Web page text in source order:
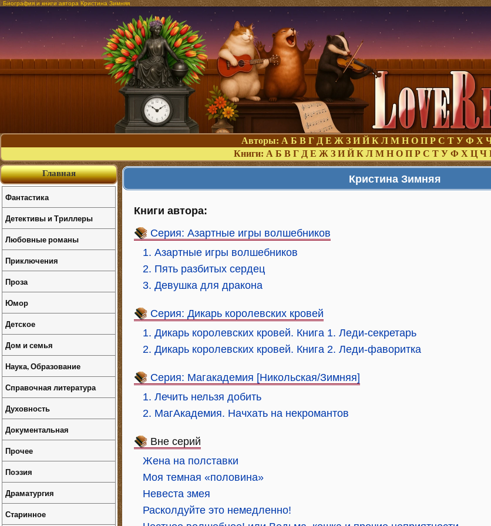
Биография и книги автора Кристина Зимняя
Авторы: А Б В Г Д Е Ж З И Й К Л М Н О П Р С Т У Ф Х
Книги: А Б В Г Д Е Ж З И Й К Л М Н О П Р С Т У Ф Х Ц Ч
Кристина Зимняя
Книги автора:
Серия: Азартные игры волшебников
1. Азартные игры волшебников
2. Пять разбитых сердец
3. Девушка для дракона
Серия: Дикарь королевских кровей
1. Дикарь королевских кровей. Книга 1. Леди-секретарь
2. Дикарь королевских кровей. Книга 2. Леди-фаворитка
Серия: Магакадемия [Никольская/Зимняя]
1. Лечить нельзя добить
2. МагАкадемия. Начхать на некромантов
Вне серий
Жена на полставки
Моя темная «половина»
Невеста змея
Расколдуйте это немедленно!
Главная
Фантастика
Детективы и Триллеры
Любовные романы
Приключения
Проза
Юмор
Детское
Дом и семья
Наука, Образование
Справочная литература
Духовность
Документальная
Прочее
Поэзия
Драматургия
Старинное